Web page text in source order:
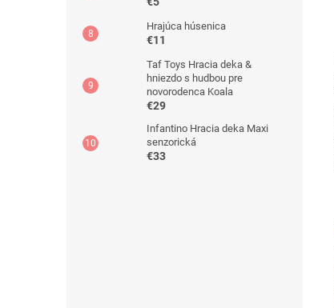
Hrajúca húsenica
€11
Taf Toys Hracia deka &
hniezdo s hudbou pre
novorodenca Koala
€29
Infantino Hracia deka Maxi
senzorická
€33